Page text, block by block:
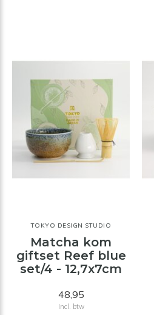
TOKYO DESIGN STUDIO
Matcha kom
giftset Reef blue
set/4 - 12,7x7cm
48,95
Incl. btw